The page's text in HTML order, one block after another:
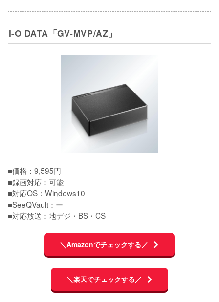
I-O DATA「GV-MVP/AZ」
■価格：9,595円
■録画対応：可能
■対応OS：Windows10
■SeeQVault：ー
■対応放送：地デジ・BS・CS
＼Amazonでチェックする／
＼楽天でチェックする／